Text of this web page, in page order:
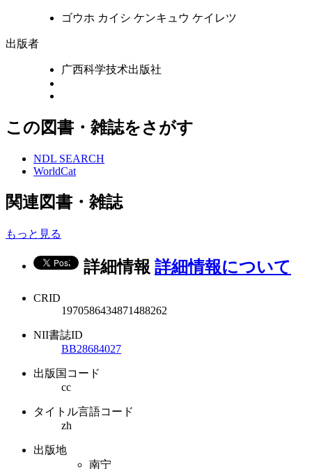
ゴウホ カイシ ケンキュウ ケイレツ
出版者
广西科学技术出版社
この図書・雑誌をさがす
NDL SEARCH
WorldCat
関連図書・雑誌
もっと見る
詳細情報 詳細情報について
CRID
1970586434871488262
NII書誌ID
BB28684027
出版国コード
cc
タイトル言語コード
zh
出版地
南宁